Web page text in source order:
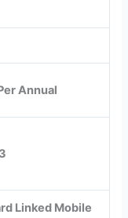
Annual
Linked Mobile